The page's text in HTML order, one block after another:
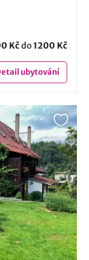
Kčdo1200 Kč
ubytování